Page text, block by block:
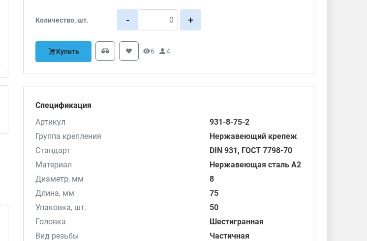
Количество, шт. - +
Купить 6 4
Спецификация
Артикул
931-8-75-2
Группа крепления
Нержавеющий крепеж
Стандарт
DIN 931, ГОСТ 7798-70
Материал
Нержавеющая сталь А2
Диаметр, мм
8
Длина, мм
75
Упаковка, шт.
50
Головка
Шестигранная
Вид резьбы
Частичная